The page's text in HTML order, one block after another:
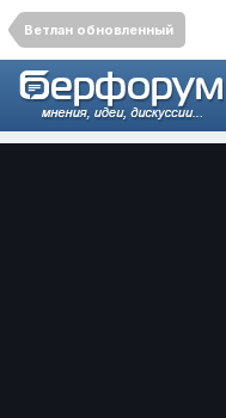
Ветлан обновленный